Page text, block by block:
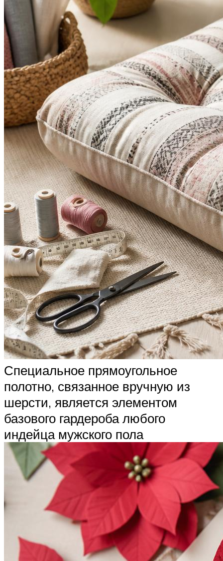
Специальное прямоугольное
полотно, связанное вручную из
шерсти, является элементом
базового гардероба любого
индейца мужского пола